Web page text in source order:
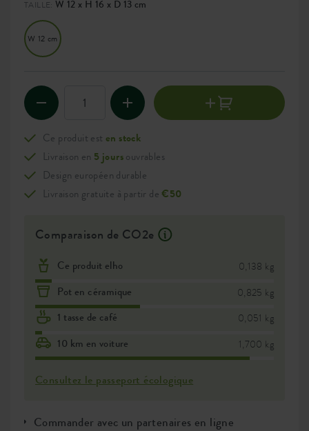
TAILLE: W 12 x H 16 x D 13 cm
W 12 cm
Ce produit est en stock
Livraison en 5 joursouvrables
Design européen durable
Livraison gratuite à partir de€50
Comparaison de CO2e
Ce produit elho 0,138 kg
Pot en céramique 0,825 kg
1 tasse de café 0,051 kg
10 km en voiture 1,700 kg
Consultez le passeport écologique
Commander avec un partenaires en ligne